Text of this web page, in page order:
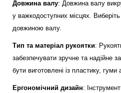
Довжина валу: Довжина валу
у важкодоступних місцях.
довжиною валу.
Тип та матеріал рукоятки:
забезпечувати зручне та надійне
бути виготовлені із пластику, гуми
Ергономічний дизайн: